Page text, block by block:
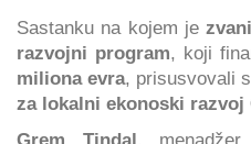
Sastanku na kojem je
razvojni program, koji
miliona evra, prisusvovali
za lokalni ekonoski razvoj
Grem Tindal ,